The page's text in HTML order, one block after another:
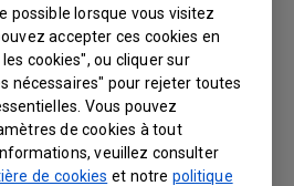
possible lorsque vous visitez
accepter ces cookies en
cookies", ou cliquer sur
nécessaires" pour rejeter toutes
Vous pouvez
de cookies à tout
veuillez consulter
de cookies et notre politique